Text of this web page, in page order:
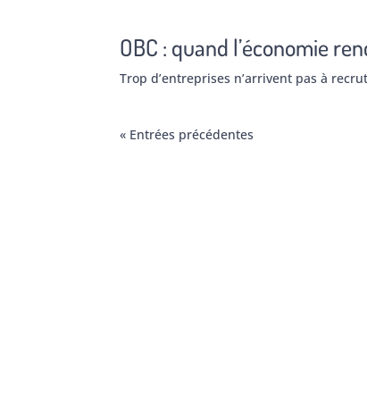
OBC : quand l’économie
Trop d’entreprises n’arrivent pas à
« Entrées précédentes